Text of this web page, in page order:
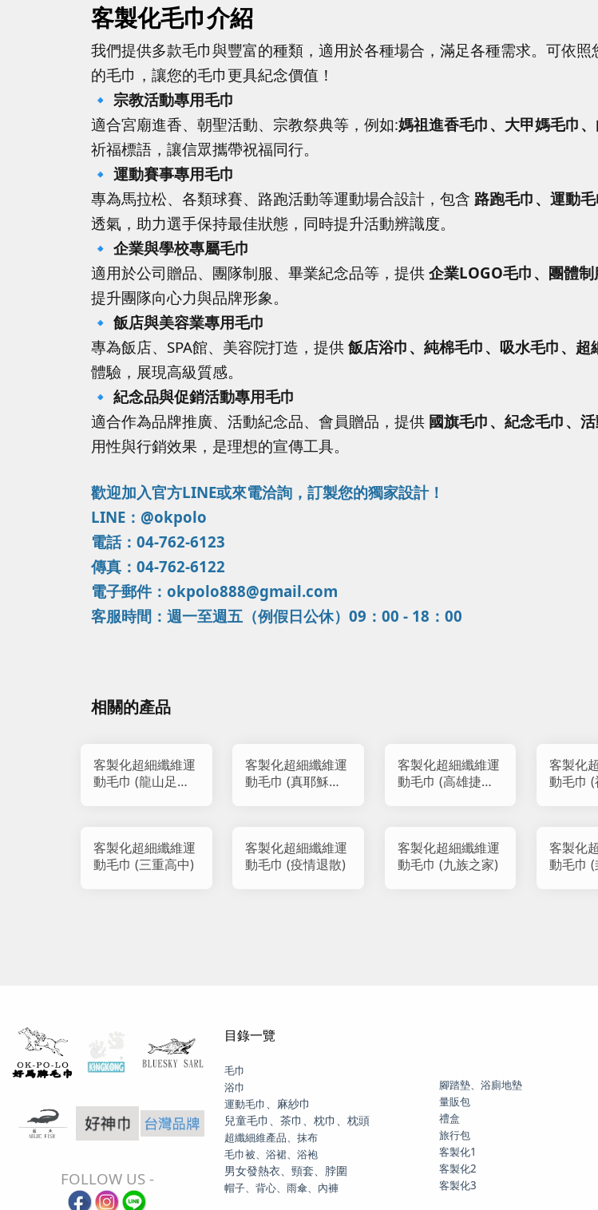
客製化毛巾介紹
我們提供多款毛巾與豐富的種類，適用於各種場合，滿足各種需求。 可依照
的毛巾，讓您的毛巾更具紀念價值！
🔹 宗教活動專用毛巾
適合宮廟進香、朝聖活動、宗教祭典等，例如:媽祖進香毛巾、大甲媽毛巾
祈福標語，讓信眾攜帶祝福同行。
🔹 運動賽事專用毛巾
專為馬拉松、各類球賽、路跑活動等運動場合設計，包含 路跑毛巾、運動
透氣，助力選手保持最佳狀態，同時提升活動辨識度。
🔹 企業與學校專屬毛巾
適用於公司贈品、團隊制服、畢業紀念品等，提供 企業LOGO毛巾、團體
提升團隊向心力與品牌形象。
🔹 飯店與美容業專用毛巾
專為飯店、SPA館、美容院打造，提供 飯店浴巾、純棉毛巾、吸水毛巾、超
體驗，展現高級質感。
🔹 紀念品與促銷活動專用毛巾
適合作為品牌推廣、活動紀念品、會員贈品，提供 國旗毛巾、紀念毛巾、
用性與行銷效果，是理想的宣傳工具。
歡迎加入官方LINE或來電洽詢，訂製您的獨家設計！
LINE：@okpolo
電話：04-762-6123
傳真：04-762-6122
電子郵件：okpolo888@gmail.com
客服時間：週一至週五（例假日公休）09：00 - 18：00
相關的產品
客製化超細纖維運
動毛巾 (龍山足球
客製化超細纖維運
動毛巾 (真耶穌教
客製化超細纖維運
動毛巾 (高雄捷運
客製化
動毛巾 (
客製化超細纖維運
動毛巾 (三重高中)
客製化超細纖維運
動毛巾 (疫情退散)
客製化超細纖維運
動毛巾 (九族之家)
客製化
動毛巾 (
FOLLOW US -
目錄一覽
毛巾
浴巾
運動毛巾、麻紗巾
兒童毛巾、茶巾、枕巾、枕頭
超纖細維產品、抹布
毛巾被、浴裙、浴袍
男女發熱衣、頸套、脖圍
帽子、背心、雨傘、內褲
腳踏墊、浴廁地墊
量販包
禮盒
旅行包
客製化1
客製化2
客製化3